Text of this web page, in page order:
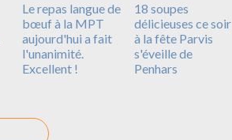
Le repas langue de
bœuf à la MPT
aujourd'hui a fait
l'unanimité.
Excellent !
18 soupes
délicieuses ce soir
à la fête Parvis
s'éveille de
Penhars